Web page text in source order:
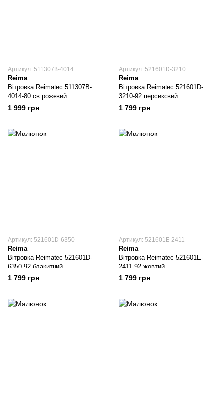
Артикул: 511307B-4014
Reima
Вітровка Reimatec 511307B-
4014-80 св.рожевий
1 999 грн
Артикул: 521601D-3210
Reima
Вітровка Reimatec 521601D-
3210-92 персиковий
1 799 грн
Артикул: 521601D-6350
Reima
Вітровка Reimatec 521601D-
6350-92 блакитний
1 799 грн
Артикул: 521601E-2411
Reima
Вітровка Reimatec 521601E-
2411-92 жовтий
1 799 грн